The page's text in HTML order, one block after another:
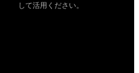
して活用ください。